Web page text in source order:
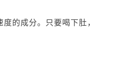
的成分。只要喝下肚，